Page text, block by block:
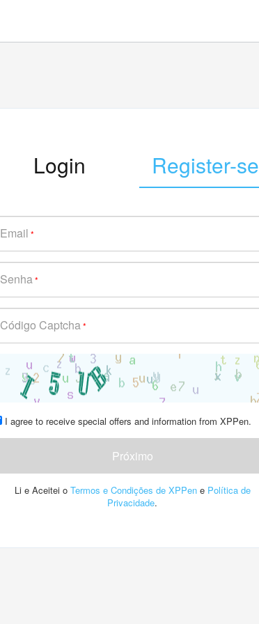
Login Register-se
Email *
Senha*
Código Captcha*
I agree to receive special offers and information from XPPen.
Próximo
Li e Aceitei o Termos e Condições de XPPene Política de
Privacidade.